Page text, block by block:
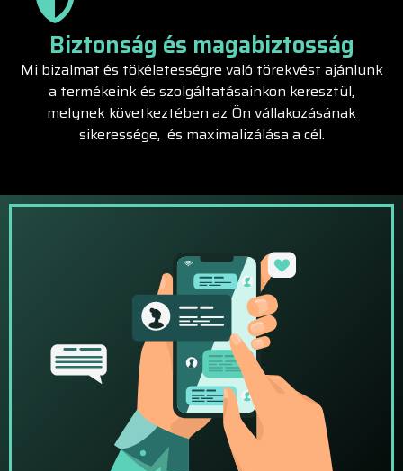
Biztonság és magabiztosság
Mi bizalmat és tökéletességre való törekvést ajánlunk
a termékeink és szolgáltatásainkon keresztül,
melynek következtében az Ön vállakozásának
sikeressége, és maximalizálása a cél.